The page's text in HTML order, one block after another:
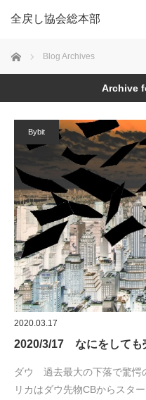
全戻し協会総本部
Home Blog Archives
Archive
Bybit
2020.03.17
2020/3/17 なにをしても
ダウ 過去最大の下落で驚愕
リカはダウ先物CBからスタ